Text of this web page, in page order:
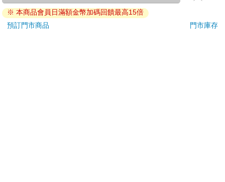
ATM提款機，請不要聽從指示，以免受騙上當！
退換貨須知：
※ 本商品會員日滿額金幣加碼回饋最高15倍
預訂門市商品
門市庫存